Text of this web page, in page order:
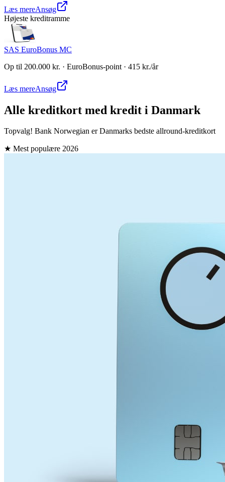
Læs mereAnsøg
Højeste kreditramme
SAS EuroBonus MC
Op til 200.000 kr. · EuroBonus-point · 415 kr./år
Læs mereAnsøg
Alle kreditkort med kredit i Danmark
Topvalg! Bank Norwegian er Danmarks bedste allround-kreditkort
★ Mest populære 2026